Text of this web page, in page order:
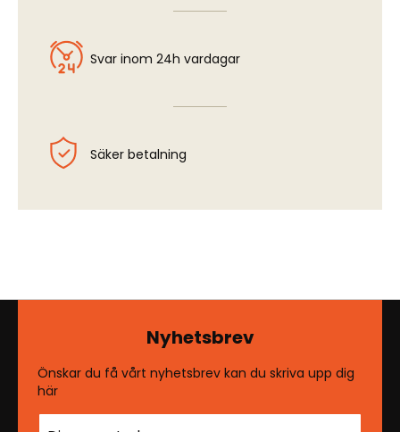
Svar inom 24h vardagar
Säker betalning
Nyhetsbrev
Önskar du få vårt nyhetsbrev kan du skriva upp dig
här